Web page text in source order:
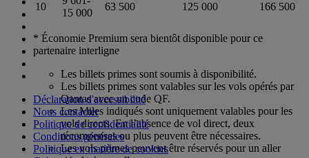
10
15 000
63 500 125 000 166 500
* Économie Premium sera bientôt disponible pour ce
partenaire interligne
Les billets primes sont soumis à disponibilité.
Les billets primes sont valables sur les vols opérés par
Qantas avec un code QF.
Les Miles indiqués sont uniquement valables pour les
vols directs. En l’absence de vol direct, deux
récompenses ou plus peuvent être nécessaires.
Les vols primes peuvent être réservés pour un aller
Déclaration d'accessibilité
Nous contacter
Politique de confidentialité
Conditions générales
Politique en matière de cookies